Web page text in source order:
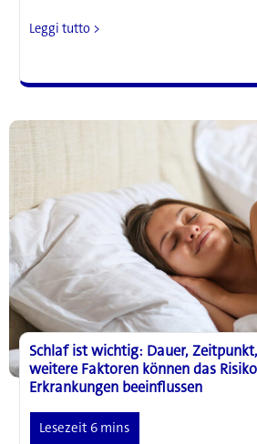
Schlafschalter,
aufbaut,
verbrennt,
und
steigert
Leggi tutto >
Schlaf ist wichtig: Dauer,
weitere Faktoren können das
Erkrankungen beeinflussen